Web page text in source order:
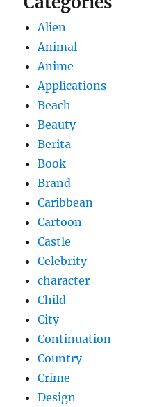
Alien
Animal
Anime
Applications
Beach
Beauty
Berita
Book
Brand
Caribbean
Cartoon
Castle
Celebrity
character
Child
City
Continuation
Country
Crime
Design